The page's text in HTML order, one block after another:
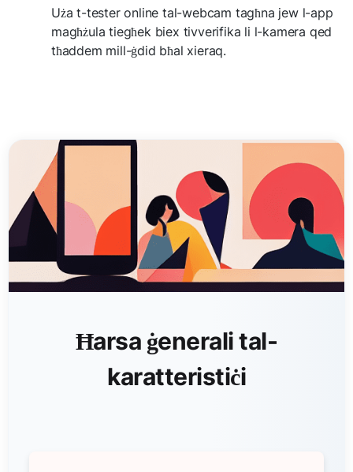
Uża t-tester online tal-webcam tagħna jew l-app
magħżula tiegħek biex tivverifika li l-kamera qed
tħaddem mill-ġdid bħal xieraq.
Ħarsa ġenerali tal-
karatteristiċi